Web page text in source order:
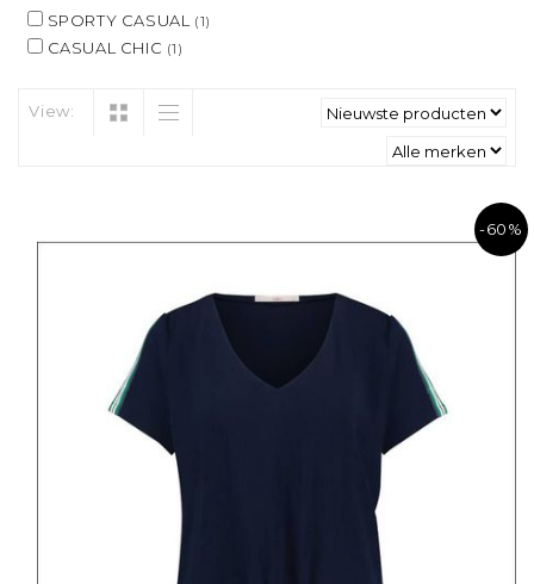
SPORTY CASUAL
(1)
CASUAL CHIC (1)
View:
-60%